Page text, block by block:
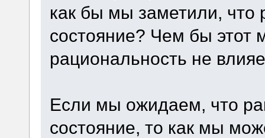
как бы мы заметили, что
состояние? Чем бы этот
рациональность не
Если мы ожидаем, что
состояние, то как мы